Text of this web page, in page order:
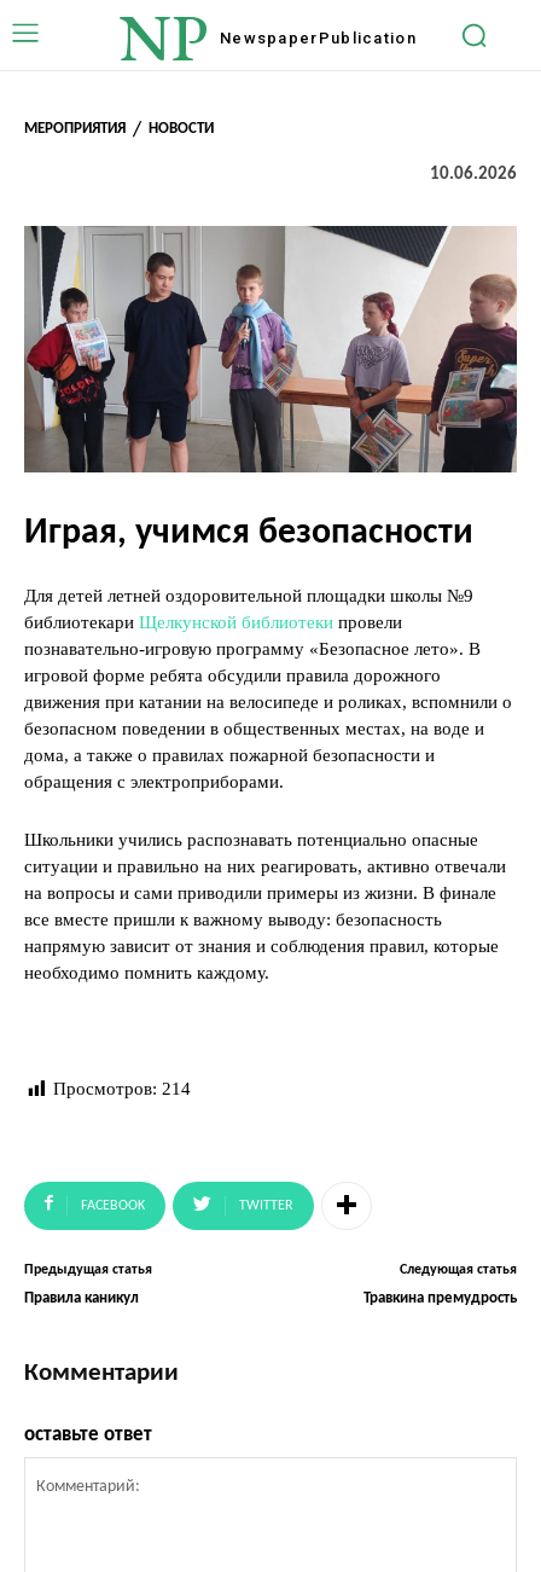
NP Newspaper Publication
МЕРОПРИЯТИЯ НОВОСТИ
10.06.2026
Играя, учимся безопасности
Для детей летней оздоровительной площадки школы №9
библиотекари Щелкунской библиотеки провели
познавательно-игровую программу «Безопасное лето». В
игровой форме ребята обсудили правила дорожного
движения при катании на велосипеде и роликах, вспомнили о
безопасном поведении в общественных местах, на воде и
дома, а также о правилах пожарной безопасности и
обращения с электроприборами.
Школьники учились распознавать потенциально опасные
ситуации и правильно на них реагировать, активно отвечали
на вопросы и сами приводили примеры из жизни. В финале
все вместе пришли к важному выводу: безопасность
напрямую зависит от знания и соблюдения правил, которые
необходимо помнить каждому.
Просмотров: 214
FACEBOOK TWITTER
Предыдущая статья
Правила каникул
Следующая статья
Травкина премудрость
Комментарии
оставьте ответ